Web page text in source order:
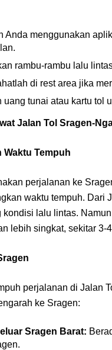
Anda menggunakan
rambu-rambu lalu
di rest area jika
uang tunai atau kartu tol
Jalan Tol Sragen-
Waktu Tempuh
perjalanan ke
waktu tempuh. Dari
kondisi lalu lintas.
lebih singkat, sekitar 3-
perjalanan di Jalan
ke Sragen:
Sragen Barat: